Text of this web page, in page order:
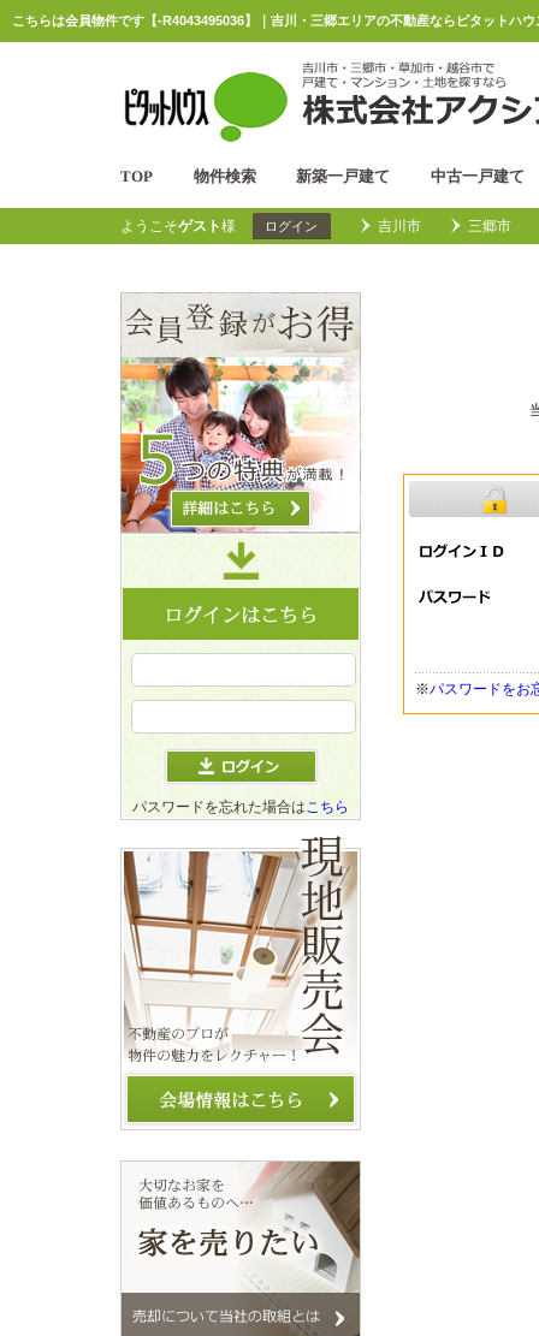
こちらは会員物件です【-R4043495036】｜吉川・三郷エリアの不動産ならピタットハ
TOP 物件検索 新築一戸建て 中古一戸建て
ようこそゲスト様 ログイン 吉川市 三郷市
※パスワードをお
パスワードを忘れた場合はこちら